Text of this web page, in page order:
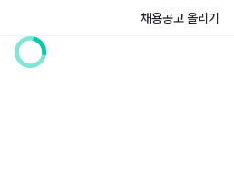
채용공고 올리기